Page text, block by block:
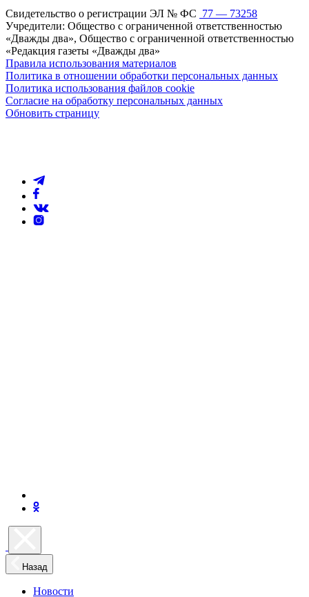
Свидетельство о регистрации ЭЛ № ФС 77 — 73258
Учредители: Общество с ограниченной ответственностью
«Дважды два», Общество с ограниченной ответственностью
«Редакция газеты «Дважды два»
Правила использования материалов
Политика в отношении обработки персональных данных
Политика использования файлов cookie
Согласие на обработку персональных данных
Обновить страницу
Назад
Новости